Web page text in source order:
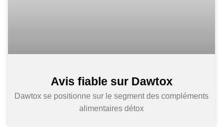
Avis fiable sur Dawtox
Dawtox se positionne sur le segment des compléments
alimentaires détox